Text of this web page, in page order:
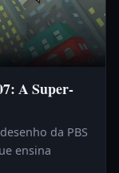
A Super-
da PBS
ensina